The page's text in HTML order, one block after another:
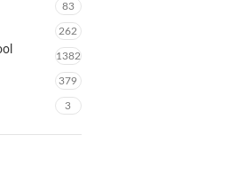
83
262
1382
379
3